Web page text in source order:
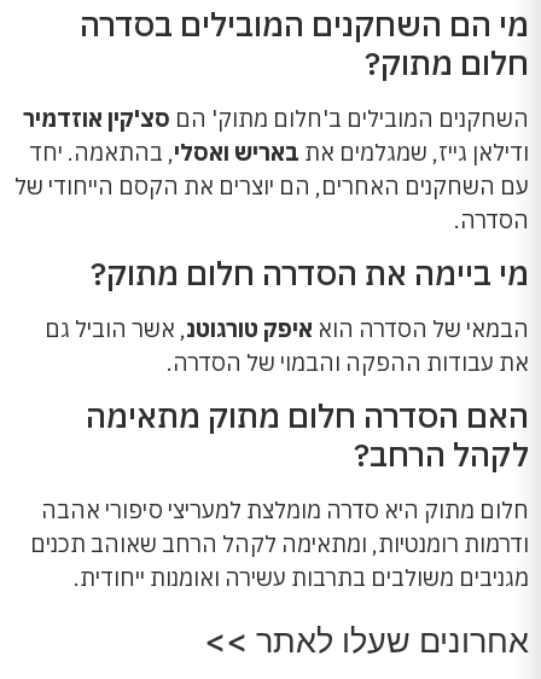
מי הם השחקנים המובילים בסדרה
חלום מתוק?
השחקנים המובילים ב'חלום מתוק' הם סצ'קין אוזדמיר
ודילאן גייז, שמגלמים את באריש ואסלי, בהתאמה. יחד
עם השחקנים האחרים, הם יוצרים את הקסם הייחודי של
הסדרה.
מי ביימה את הסדרה חלום מתוק?
הבמאי של הסדרה הוא איפק טורגוטנ, אשר הוביל גם
את עבודות ההפקה והבמוי של הסדרה.
האם הסדרה חלום מתוק מתאימה
לקהל הרחב?
חלום מתוק היא סדרה מומלצת למעריצי סיפורי אהבה
ודרמות רומנטיות, ומתאימה לקהל הרחב שאוהב תכנים
מגניבים משולבים בתרבות עשירה ואומנות ייחודית.
אחרונים שעלו לאתר >>